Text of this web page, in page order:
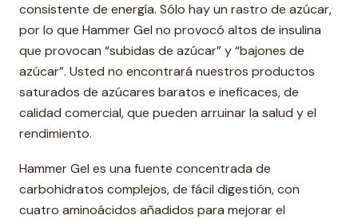
consistente de energía. Sólo hay un rastro de azúcar,
por lo que Hammer Gel no provocó altos de insulina
que provocan “subidas de azúcar” y “bajones de
azúcar”. Usted no encontrará nuestros productos
saturados de azúcares baratos e ineficaces, de
calidad comercial, que pueden arruinar la salud y el
rendimiento.
Hammer Gel es una fuente concentrada de
carbohidratos complejos, de fácil digestión, con
cuatro aminoácidos añadidos para mejorar el